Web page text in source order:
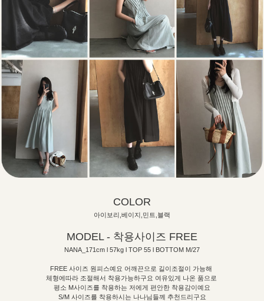
COLOR
아이보리,베이지,민트,블랙
MODEL - 착용사이즈 FREE
NANA_171cm l 57kg l TOP 55 l BOTTOM M/27
FREE 사이즈 원피스예요 어깨끈으로 길이조절이 가능해
체형에따라 조절해서 착용가능하구요 여유있게 나온 품으로
평소 M사이즈를 착용하는 저에게 편안한 착용감이예요
S/M 사이즈를 착용하시는 나나님들께 추천드리구요